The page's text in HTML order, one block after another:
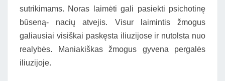
sutrikimams. Noras laimėti gali pasiekti psichotinę
būseną- nacių atvejis. Visur laimintis žmogus
galiausiai visiškai paskęsta iliuzijose ir nutolsta nuo
realybės. Maniakiškas žmogus gyvena pergalės
iliuzijoje.